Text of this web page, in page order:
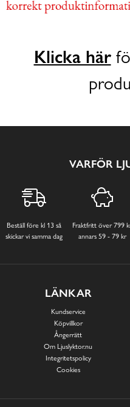
Klicka här
VARFÖR
Beställ före kl 13 så
skickar vi samma dag
Fraktfritt över 799
annars 59 - 79 kr
LÄNKAR
Kundservice
Köpvillkor
Ångerrätt
Om Ljuslyktor.nu
Integritetspolicy
Cookies